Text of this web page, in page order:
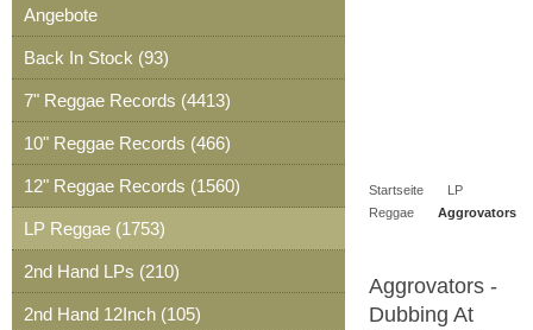
Startseite
LP
Reggae
Aggrovators
Aggrovators -
Dubbing At
Angebote
Back In Stock (93)
7" Reggae Records (4413)
10" Reggae Records (466)
12" Reggae Records (1560)
LP Reggae (1753)
2nd Hand LPs (210)
2nd Hand 12Inch (105)